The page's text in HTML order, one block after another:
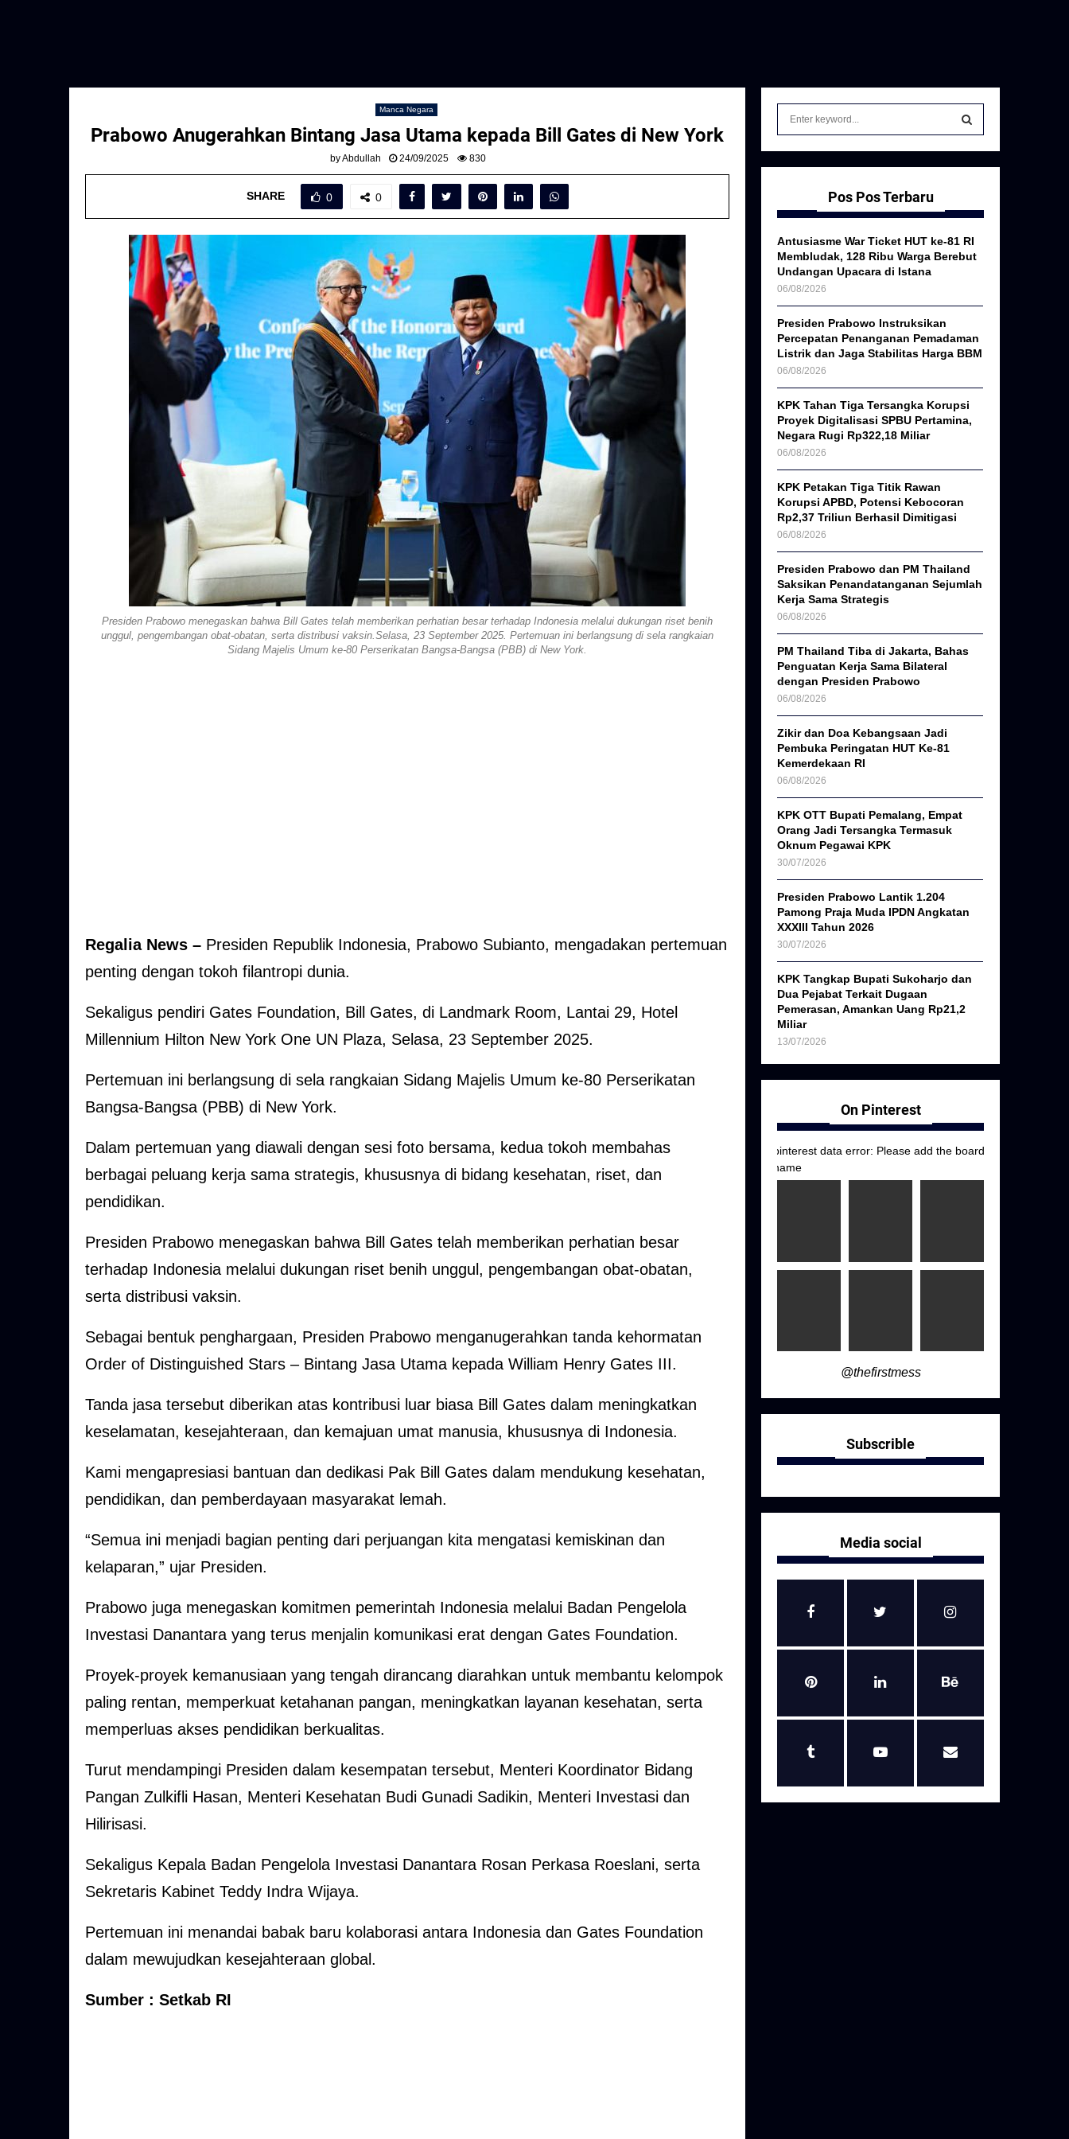
Manca Negara
Prabowo Anugerahkan Bintang Jasa Utama kepada Bill Gates di New York
byAbdullah 24/09/2025 830
SHARE 0 0
Presiden Prabowo menegaskan bahwa Bill Gates telah memberikan perhatian besar terhadap Indonesia melalui dukungan riset benih
unggul, pengembangan obat-obatan, serta distribusi vaksin.Selasa, 23 September 2025. Pertemuan ini berlangsung di sela rangkaian
Sidang Majelis Umum ke-80 Perserikatan Bangsa-Bangsa (PBB) di New York.
Regalia News – Presiden Republik Indonesia, Prabowo Subianto, mengadakan pertemuan
penting dengan tokoh filantropi dunia.
Sekaligus pendiri Gates Foundation, Bill Gates, di Landmark Room, Lantai 29, Hotel
Millennium Hilton New York One UN Plaza, Selasa, 23 September 2025.
Pertemuan ini berlangsung di sela rangkaian Sidang Majelis Umum ke-80 Perserikatan
Bangsa-Bangsa (PBB) di New York.
Dalam pertemuan yang diawali dengan sesi foto bersama, kedua tokoh membahas
berbagai peluang kerja sama strategis, khususnya di bidang kesehatan, riset, dan
pendidikan.
Presiden Prabowo menegaskan bahwa Bill Gates telah memberikan perhatian besar
terhadap Indonesia melalui dukungan riset benih unggul, pengembangan obat-obatan,
serta distribusi vaksin.
Sebagai bentuk penghargaan, Presiden Prabowo menganugerahkan tanda kehormatan
Order of Distinguished Stars – Bintang Jasa Utama kepada William Henry Gates III.
Tanda jasa tersebut diberikan atas kontribusi luar biasa Bill Gates dalam meningkatkan
keselamatan, kesejahteraan, dan kemajuan umat manusia, khususnya di Indonesia.
Kami mengapresiasi bantuan dan dedikasi Pak Bill Gates dalam mendukung kesehatan,
pendidikan, dan pemberdayaan masyarakat lemah.
“Semua ini menjadi bagian penting dari perjuangan kita mengatasi kemiskinan dan
kelaparan,” ujar Presiden.
Prabowo juga menegaskan komitmen pemerintah Indonesia melalui Badan Pengelola
Investasi Danantara yang terus menjalin komunikasi erat dengan Gates Foundation.
Proyek-proyek kemanusiaan yang tengah dirancang diarahkan untuk membantu kelompok
paling rentan, memperkuat ketahanan pangan, meningkatkan layanan kesehatan, serta
memperluas akses pendidikan berkualitas.
Turut mendampingi Presiden dalam kesempatan tersebut, Menteri Koordinator Bidang
Pangan Zulkifli Hasan, Menteri Kesehatan Budi Gunadi Sadikin, Menteri Investasi dan
Hilirisasi.
Sekaligus Kepala Badan Pengelola Investasi Danantara Rosan Perkasa Roeslani, serta
Sekretaris Kabinet Teddy Indra Wijaya.
Pertemuan ini menandai babak baru kolaborasi antara Indonesia dan Gates Foundation
dalam mewujudkan kesejahteraan global.
Sumber : Setkab RI
f
r
:
S
A
R
H
Pos Pos Terbaru
Antusiasme War Ticket HUT ke-81 RI
Membludak, 128 Ribu Warga Berebut
Undangan Upacara di Istana
06/08/2026
Presiden Prabowo Instruksikan
Percepatan Penanganan Pemadaman
Listrik dan Jaga Stabilitas Harga BBM
06/08/2026
KPK Tahan Tiga Tersangka Korupsi
Proyek Digitalisasi SPBU Pertamina,
Negara Rugi Rp322,18 Miliar
06/08/2026
KPK Petakan Tiga Titik Rawan
Korupsi APBD, Potensi Kebocoran
Rp2,37 Triliun Berhasil Dimitigasi
06/08/2026
Presiden Prabowo dan PM Thailand
Saksikan Penandatanganan Sejumlah
Kerja Sama Strategis
06/08/2026
PM Thailand Tiba di Jakarta, Bahas
Penguatan Kerja Sama Bilateral
dengan Presiden Prabowo
06/08/2026
Zikir dan Doa Kebangsaan Jadi
Pembuka Peringatan HUT Ke-81
Kemerdekaan RI
06/08/2026
KPK OTT Bupati Pemalang, Empat
Orang Jadi Tersangka Termasuk
Oknum Pegawai KPK
30/07/2026
Presiden Prabowo Lantik 1.204
Pamong Praja Muda IPDN Angkatan
XXXIII Tahun 2026
30/07/2026
KPK Tangkap Bupati Sukoharjo dan
Dua Pejabat Terkait Dugaan
Pemerasan, Amankan Uang Rp21,2
Miliar
13/07/2026
On Pinterest
pinterest data error: Please add the board
name
@thefirstmess
Subscrible
Media social